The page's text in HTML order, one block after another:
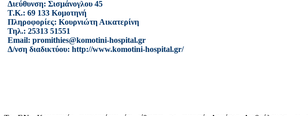
Διεύθυνση: Σισμάνογλου 45
Τ.Κ.: 69 133 Κομοτηνή
Πληροφορίες: Κουρνιώτη Αικατερίνη
Τηλ.: 25313 51551
Email: promithies@komotini-hospital.gr
Δ/νση διαδικτύου: http://www.komotini-hospital.gr/